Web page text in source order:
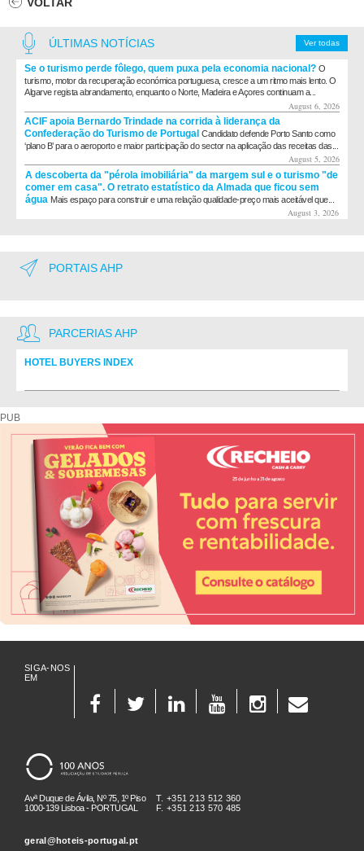
VOLTAR
Ver todas
ÚLTIMAS NOTÍCIAS
Se o turismo perde fôlego, quem puxa pela economia nacional? O
turismo, motor da recuperação económica portuguesa, cresce a um ritmo mais lento. O
Algarve regista abrandamento, enquanto o Norte, Madeira e Açores continuam a...
August 6, 2026
ACIF apoia Bernardo Trindade na corrida à liderança da
Confederação do Turismo de Portugal Candidato defende Porto Santo como
‘plano B’ para o aeroporto e maior participação do sector na aplicação das receitas das...
August 5, 2026
A descoberta da "pérola imobiliária" da margem sul e o turismo "de
comer em casa". O retrato estatístico da Almada que ficou sem
água Mais espaço para construir e uma relação qualidade-preço mais aceitável que...
August 3, 2026
PORTAIS AHP
PARCERIAS AHP
HOTEL BUYERS INDEX
PUB
SIGA-NOS
EM
Avª Duque de Ávila, Nº 75, 1º Piso
1000-139 Lisboa - PORTUGAL
T. +351 213 512 360
F. +351 213 570 485
geral@hoteis-portugal.pt